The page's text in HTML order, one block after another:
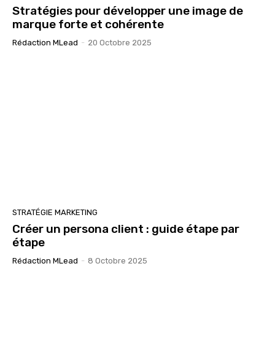
Stratégies pour développer une image de
marque forte et cohérente
Rédaction MLead - 20 Octobre 2025
STRATÉGIE MARKETING
Créer un persona client : guide étape par
étape
Rédaction MLead - 8 Octobre 2025